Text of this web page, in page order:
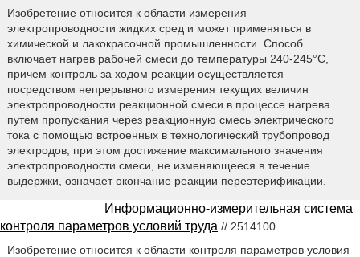
Изобретение относится к области измерения
электропроводности жидких сред и может применяться в
химической и лакокрасочной промышленности. Способ
включает нагрев рабочей смеси до температуры 240-245°С,
причем контроль за ходом реакции осуществляется
посредством непрерывного измерения текущих величин
электропроводности реакционной смеси в процессе нагрева
путем пропускания через реакционную смесь электрического
тока с помощью встроенных в технологический трубопровод
электродов, при этом достижение максимального значения
электропроводности смеси, не изменяющееся в течение
выдержки, означает окончание реакции переэтерификации.
Информационно-измерительная система
контроля параметров условий труда // 2514100
Изобретение относится к области контроля параметров условия